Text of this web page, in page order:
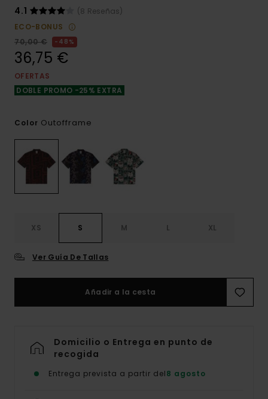
4.1
(8 Reseñas)
ECO-BONUS
70,00 €
48%
36,75 €
OFERTAS
DOBLE PROMO -25% EXTRA
Color Outofframe
XS S M L XL
Ver Guía De Tallas
Añadir a la cesta
Domicilio o Entrega en punto de
recogida
Entrega prevista a partir del8 agosto